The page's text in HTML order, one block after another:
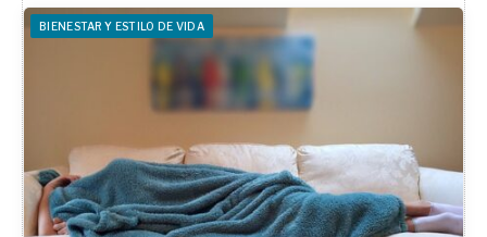
BIENESTAR Y ESTILO DE VIDA